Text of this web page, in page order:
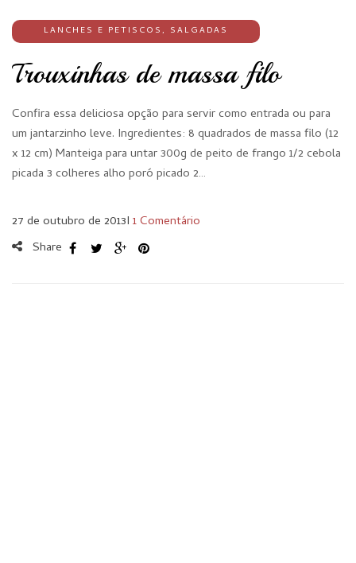
LANCHES E PETISCOS, SALGADAS
Trouxinhas de massa filo
Confira essa deliciosa opção para servir como entrada ou para
um jantarzinho leve. Ingredientes: 8 quadrados de massa filo (12
x 12 cm) Manteiga para untar 300g de peito de frango 1/2 cebola
picada 3 colheres alho poró picado 2…
27 de outubro de 2013I 1 Comentário
Share